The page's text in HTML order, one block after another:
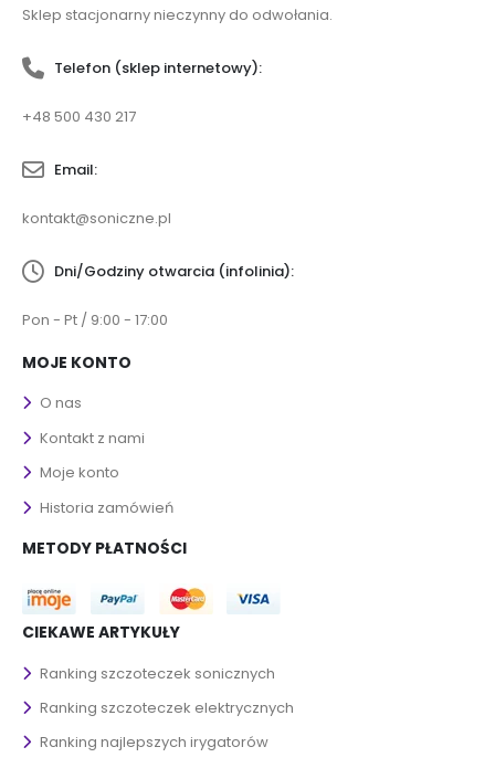
Sklep stacjonarny nieczynny do odwołania.
Telefon (sklep internetowy):
+48 500 430 217
Email:
kontakt@soniczne.pl
Dni/Godziny otwarcia (infolinia):
Pon - Pt / 9:00 - 17:00
MOJE KONTO
O nas
Kontakt z nami
Moje konto
Historia zamówień
METODY PŁATNOŚCI
CIEKAWE ARTYKUŁY
Ranking szczoteczek sonicznych
Ranking szczoteczek elektrycznych
Ranking najlepszych irygatorów